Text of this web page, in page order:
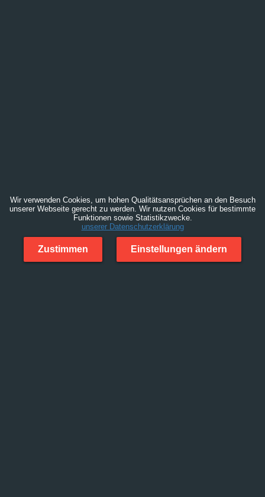
Wir verwenden Cookies, um hohen Qualitätsansprüchen an den Besuch
unserer Webseite gerecht zu werden. Wir nutzen Cookies für bestimmte
Funktionen sowie Statistikzwecke.
unserer Datenschutzerklärung
Zustimmen Einstellungen ändern